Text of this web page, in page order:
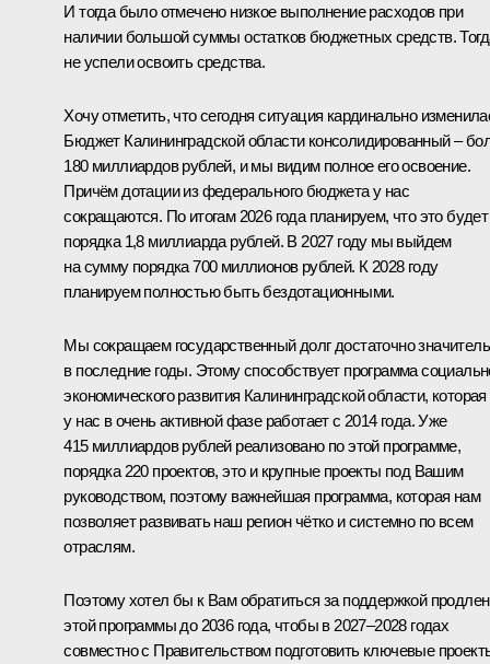
И тогда было отмечено низкое выполнение расходов при
наличии большой суммы остатков бюджетных средств.
не успели освоить средства.
Хочу отметить, что сегодня ситуация кардинально
Бюджет Калининградской области консолидированный –
180 миллиардов рублей, и мы видим полное его освоение.
Причём дотации из федерального бюджета у нас
сокращаются. По итогам 2026 года планируем, что это будет
порядка 1,8 миллиарда рублей. В 2027 году мы выйдем
на сумму порядка 700 миллионов рублей. К 2028 году
планируем полностью быть бездотационными.
Мы сокращаем государственный долг достаточно
в последние годы. Этому способствует программа
экономического развития Калининградской области, которая
у нас в очень активной фазе работает с 2014 года. Уже
415 миллиардов рублей реализовано по этой программе,
порядка 220 проектов, это и крупные проекты под Вашим
руководством, поэтому важнейшая программа, которая нам
позволяет развивать наш регион чётко и системно по всем
отраслям.
Поэтому хотел бы к Вам обратиться за поддержкой
этой программы до 2036 года, чтобы в 2027–2028 годах
совместно с Правительством подготовить ключевые